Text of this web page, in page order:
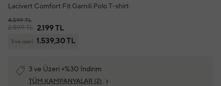
Lacivert Comfort Fit Garnili Polo T-shirt
4.599 TL
2.599 TL 2.199 TL
3 ve üzeri 1.539,30 TL
3 ve Üzeri +%30 İndirim
TÜM KAMPANYALAR (2)